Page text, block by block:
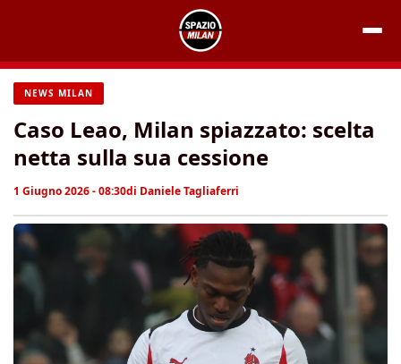
contenuto
NEWS MILAN
Caso Leao, Milan spiazzato: scelta
netta sulla sua cessione
1 Giugno 2026 - 08:30di Daniele Tagliaferri